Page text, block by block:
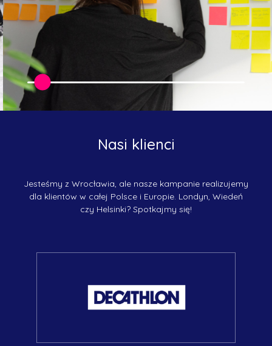
Nasi klienci
Jesteśmy z Wrocławia, ale nasze kampanie realizujemy
dla klientów w całej Polsce i Europie. Londyn, Wiedeń
czy Helsinki? Spotkajmy się!